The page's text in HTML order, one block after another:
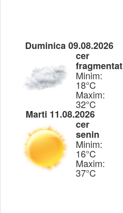
Duminica 09.08.2026
cer
fragmentat
Minim:
18°C
Maxim:
32°C
Marti 11.08.2026
cer
senin
Minim:
16°C
Maxim:
37°C